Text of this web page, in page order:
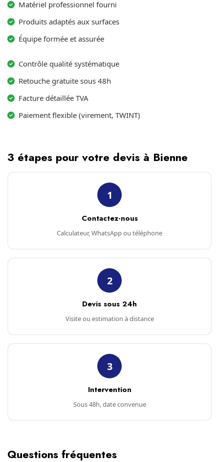
Matériel professionnel fourni
Produits adaptés aux surfaces
Équipe formée et assurée
Contrôle qualité systématique
Retouche gratuite sous 48h
Facture détaillée TVA
Paiement flexible (virement, TWINT)
3 étapes pour votre devis à Bienne
1
Contactez-nous
Calculateur, WhatsApp ou téléphone
2
Devis sous 24h
Visite ou estimation à distance
3
Intervention
Sous 48h, date convenue
Questions fréquentes